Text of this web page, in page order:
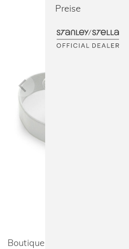
Boutique Soft Cross Body Bag
Preise